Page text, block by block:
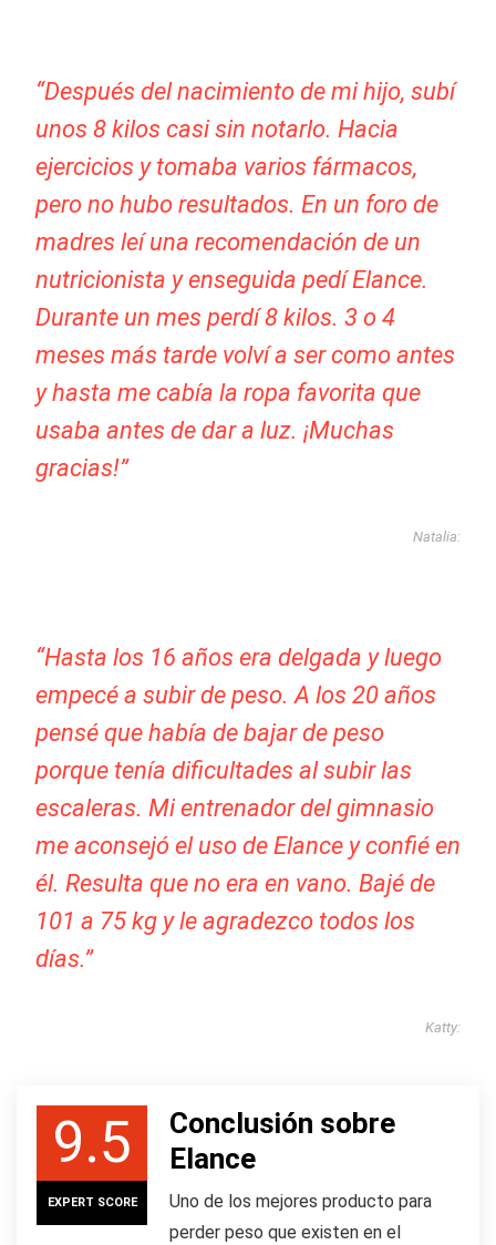
“Después del nacimiento de mi hijo, subí
unos 8 kilos casi sin notarlo. Hacia
ejercicios y tomaba varios fármacos,
pero no hubo resultados. En un foro de
madres leí una recomendación de un
nutricionista y enseguida pedí Elance.
Durante un mes perdí 8 kilos. 3 o 4
meses más tarde volví a ser como antes
y hasta me cabía la ropa favorita que
usaba antes de dar a luz. ¡Muchas
gracias!”
Natalia:
“Hasta los 16 años era delgada y luego
empecé a subir de peso. A los 20 años
pensé que había de bajar de peso
porque tenía dificultades al subir las
escaleras. Mi entrenador del gimnasio
me aconsejó el uso de Elance y confié en
él. Resulta que no era en vano. Bajé de
101 a 75 kg y le agradezco todos los
días.”
Katty:
9.5
EXPERT SCORE
Conclusión sobre
Elance
Uno de los mejores producto para
perder peso que existen en el